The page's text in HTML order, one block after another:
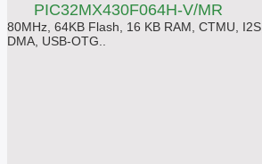
PIC32MX430F064H-V/MR
80MHz, 64KB Flash, 16 KB RAM, CTMU, I2S,
DMA, USB-OTG..